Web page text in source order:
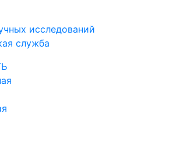
исследований
служба